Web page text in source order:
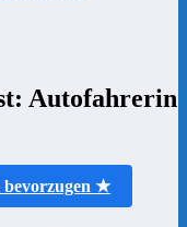
Autofahrerin
bevorzugen ★